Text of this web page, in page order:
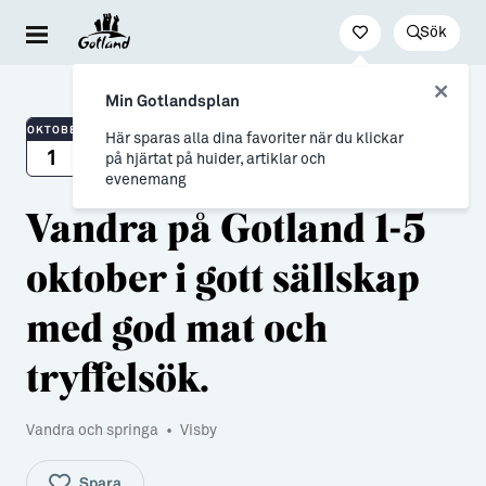
Sök
Evenemang
Resa hit & runt
Kultur & nöje
Friluftsliv & natur
Hitta boende
Konst & form
Guider (Gotland på egen hand)
Guidade turer
För dig som drömmer
→ Nyfiken på Gotland
→ Vi som valt livet på Gotland
Allt om flytt
→ Flytta hit
→ Inför flytten
Allt om Gotland
→ Våra gotländska socknar
→ Myter om att bo på Gotland
Jobb
Distansarbete från Gotland
Stöd till företag
Studier & lärande
Studera på Gotland
OKTOBER
1
Vandra på Gotland 1-5
oktober i gott sällskap
med god mat och
tryffelsök.
Vandra och springa • Visby
Min Gotlandsplan
Här sparas alla dina favoriter när du klickar
på hjärtat på huider, artiklar och
evenemang